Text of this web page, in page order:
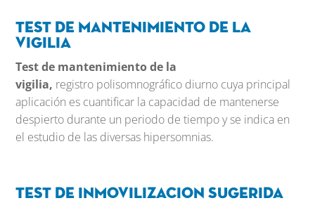
Test de mantenimiento de la
vigilia
Test de mantenimiento de la
vigilia, registro polisomnográfico diurno cuya principal
aplicación es cuantificar la capacidad de mantenerse
despierto durante un periodo de tiempo y se indica en
el estudio de las diversas hipersomnias.
Test de inmovilizacion sugerida